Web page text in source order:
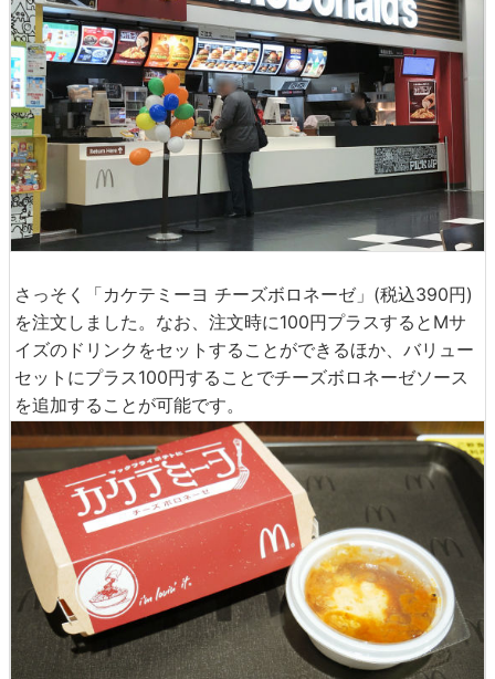
さっそく「カケテミーヨ チーズボロネーゼ」(税込390円)
を注文しました。なお、注文時に100円プラスするとMサ
イズのドリンクをセットすることができるほか、バリュー
セットにプラス100円することでチーズボロネーゼソース
を追加することが可能です。